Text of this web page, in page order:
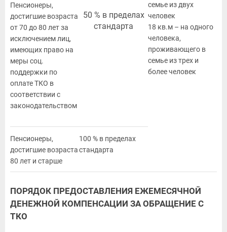
семье из двух
человек
18 кв.м – на одного
человека,
проживающего в
семье из трех и
более человек
Пенсионеры,
достигшие возраста
от 70 до 80 лет за
исключением лиц,
имеющих право на
меры соц.
поддержки по
оплате ТКО в
соответствии с
законодательством
50 % в пределах
стандарта
Пенсионеры,
достигшие возраста
80 лет и старше
100 % в пределах
стандарта
ПОРЯДОК ПРЕДОСТАВЛЕНИЯ ЕЖЕМЕСЯЧНОЙ
ДЕНЕЖНОЙ КОМПЕНСАЦИИ ЗА ОБРАЩЕНИЕ С
ТКО